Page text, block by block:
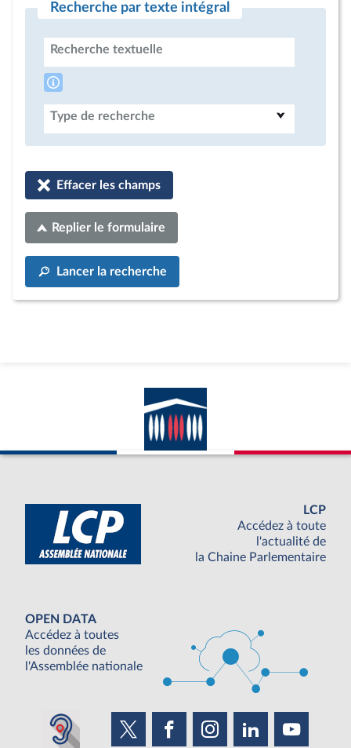
Recherche par texte intégral
Recherche textuelle
Type de recherche
Effacer les champs
Replier le formulaire
Lancer la recherche
LCP
Accédez à toute
l'actualité de
la Chaine Parlementaire
OPEN DATA
Accédez à toutes
les données de
l'Assemblée nationale